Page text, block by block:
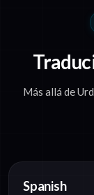
Más allá de
Spanish